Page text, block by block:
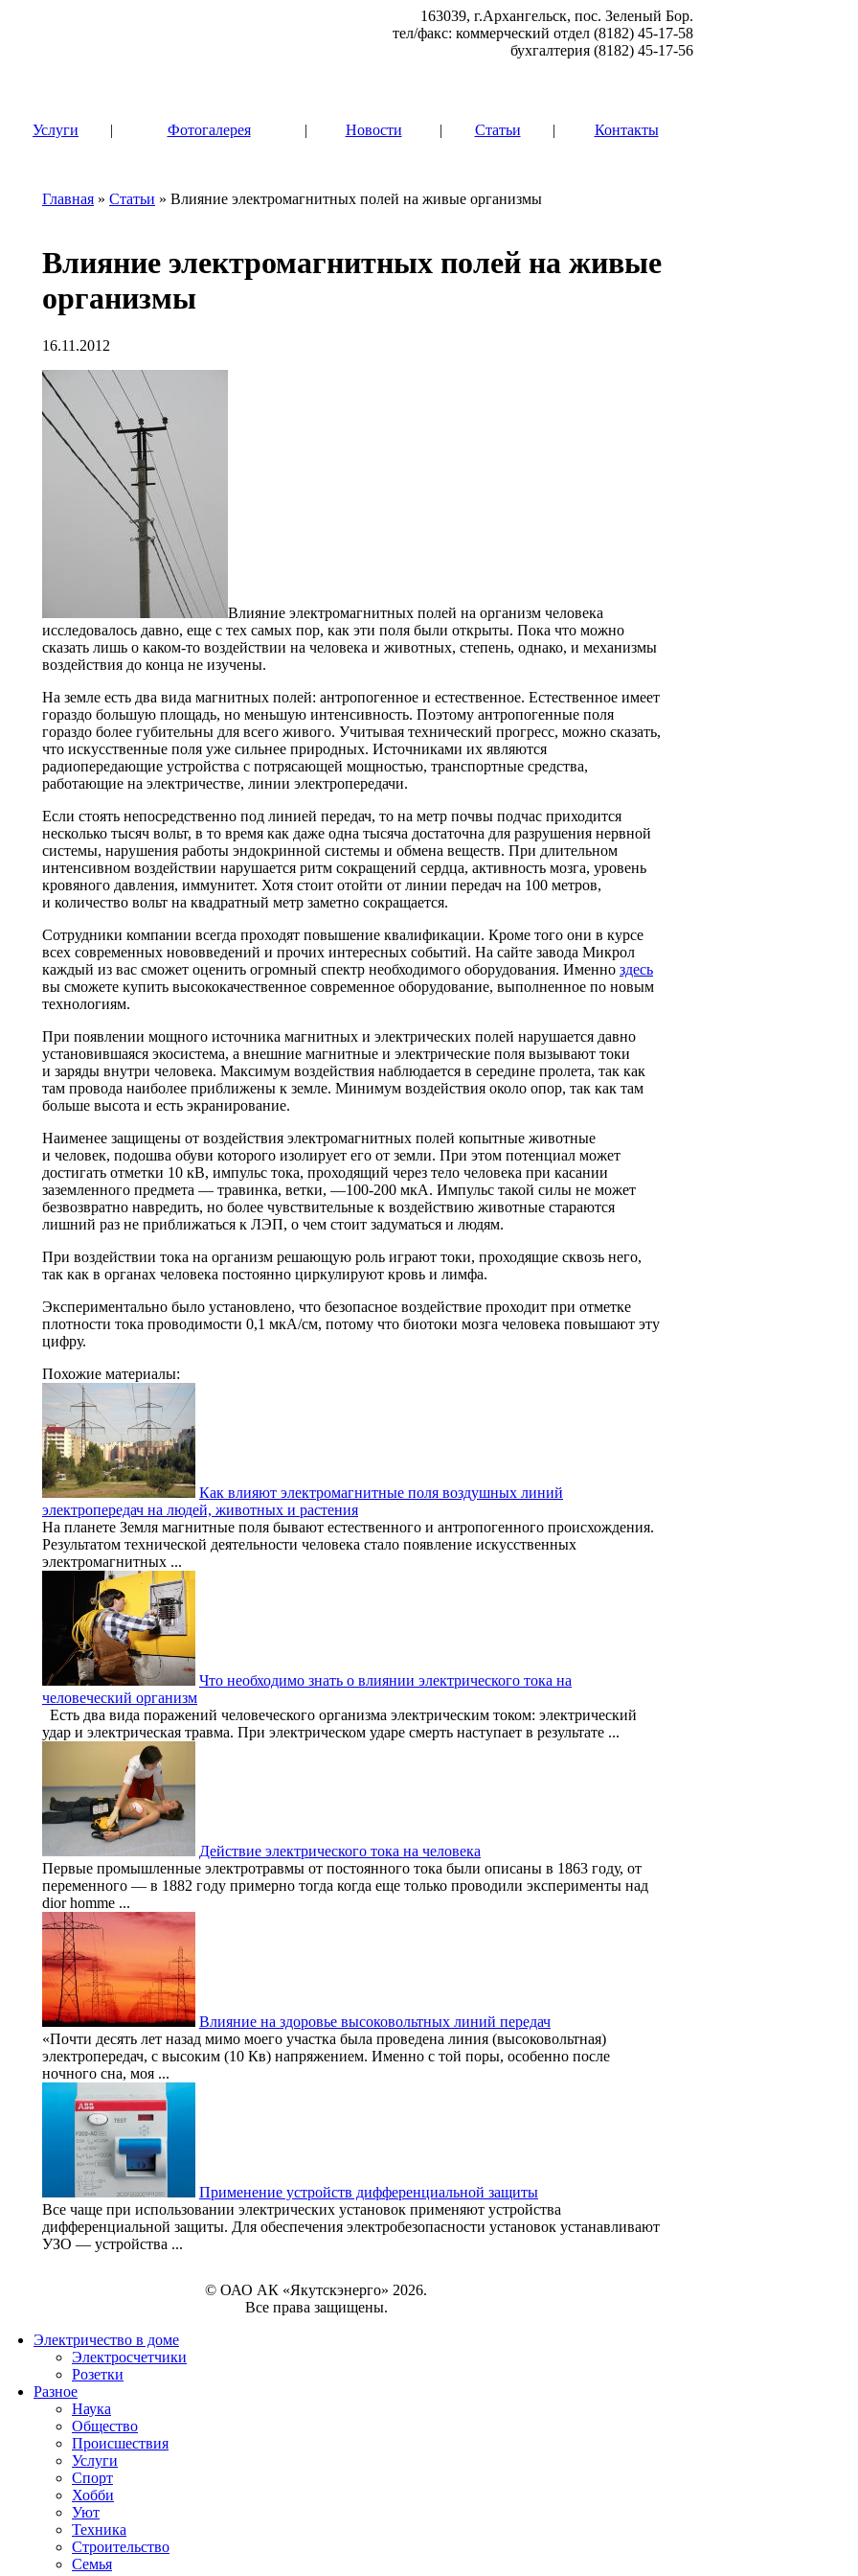
163039, г.Архангельск, пос. Зеленый Бор.
тел/факс: коммерческий отдел (8182) 45-17-58
бухгалтерия (8182) 45-17-56
Услуги | Фотогалерея | Новости | Статьи | Контакты
Главная » Статьи » Влияние электромагнитных полей на живые организмы
Влияние электромагнитных полей на живые
организмы
16.11.2012
Влияние электромагнитных полей на организм человека
исследовалось давно, еще с тех самых пор, как эти поля были открыты. Пока что можно
сказать лишь о каком-то воздействии на человека и животных, степень, однако, и механизмы
воздействия до конца не изучены.
На земле есть два вида магнитных полей: антропогенное и естественное. Естественное имеет
гораздо большую площадь, но меньшую интенсивность. Поэтому антропогенные поля
гораздо более губительны для всего живого. Учитывая технический прогресс, можно сказать,
что искусственные поля уже сильнее природных. Источниками их являются
радиопередающие устройства с потрясающей мощностью, транспортные средства,
работающие на электричестве, линии электропередачи.
Если стоять непосредственно под линией передач, то на метр почвы подчас приходится
несколько тысяч вольт, в то время как даже одна тысяча достаточна для разрушения нервной
системы, нарушения работы эндокринной системы и обмена веществ. При длительном
интенсивном воздействии нарушается ритм сокращений сердца, активность мозга, уровень
кровяного давления, иммунитет. Хотя стоит отойти от линии передач на 100 метров,
и количество вольт на квадратный метр заметно сокращается.
Сотрудники компании всегда проходят повышение квалификации. Кроме того они в курсе
всех современных нововведений и прочих интересных событий. На сайте завода Микрол
каждый из вас сможет оценить огромный спектр необходимого оборудования. Именно здесь
вы сможете купить высококачественное современное оборудование, выполненное по новым
технологиям.
При появлении мощного источника магнитных и электрических полей нарушается давно
установившаяся экосистема, а внешние магнитные и электрические поля вызывают токи
и заряды внутри человека. Максимум воздействия наблюдается в середине пролета, так как
там провода наиболее приближены к земле. Минимум воздействия около опор, так как там
больше высота и есть экранирование.
Наименее защищены от воздействия электромагнитных полей копытные животные
и человек, подошва обуви которого изолирует его от земли. При этом потенциал может
достигать отметки 10 кВ, импульс тока, проходящий через тело человека при касании
заземленного предмета — травинка, ветки, —100-200 мкА. Импульс такой силы не может
безвозвратно навредить, но более чувствительные к воздействию животные стараются
лишний раз не приближаться к ЛЭП, о чем стоит задуматься и людям.
При воздействии тока на организм решающую роль играют токи, проходящие сквозь него,
так как в органах человека постоянно циркулируют кровь и лимфа.
Экспериментально было установлено, что безопасное воздействие проходит при отметке
плотности тока проводимости 0,1 мкА/см, потому что биотоки мозга человека повышают эту
цифру.
Похожие материалы:
Как влияют электромагнитные поля воздушных линий
электропередач на людей, животных и растения
На планете Земля магнитные поля бывают естественного и антропогенного происхождения.
Результатом технической деятельности человека стало появление искусственных
электромагнитных ...
Что необходимо знать о влиянии электрического тока на
человеческий организм
Есть два вида поражений человеческого организма электрическим током: электрический
удар и электрическая травма. При электрическом ударе смерть наступает в результате ...
Действие электрического тока на человека
Первые промышленные электротравмы от постоянного тока были описаны в 1863 году, от
переменного — в 1882 году примерно тогда когда еще только проводили эксперименты над
dior homme ...
Влияние на здоровье высоковольтных линий передач
«Почти десять лет назад мимо моего участка была проведена линия (высоковольтная)
электропередач, с высоким (10 Кв) напряжением. Именно с той поры, особенно после
ночного сна, моя ...
Применение устройств дифференциальной защиты
Все чаще при использовании электрических установок применяют устройства
дифференциальной защиты. Для обеспечения электробезопасности установок устанавливают
УЗО — устройства ...
© ОАО АК «Якутскэнерго» 2026.
Все права защищены.
Электричество в доме
Электросчетчики
Розетки
Разное
Наука
Общество
Происшествия
Услуги
Спорт
Хобби
Уют
Техника
Строительство
Семья